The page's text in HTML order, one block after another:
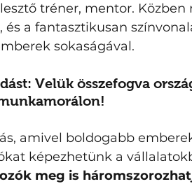
tréner, mentor.
és a fantasztikusan
sokaságával.
Velük összefogva
amivel boldogabb
képezhetünk a
meg is